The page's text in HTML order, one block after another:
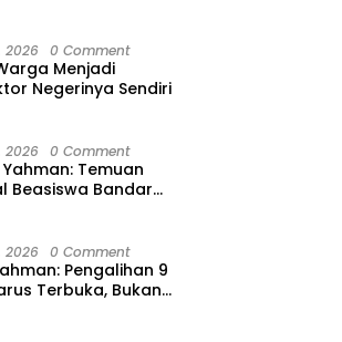
2026 0 Comment
Menjadi
Negerinya Sendiri
2026 0 Comment
Yahman: Temuan
Beasiswa Bandar
2026 0 Comment
Pengalihan 9
Terbuka, Bukan